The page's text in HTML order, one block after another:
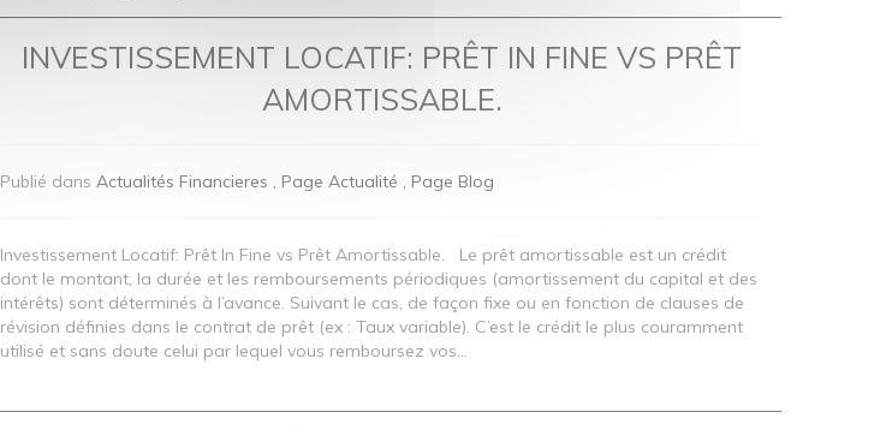
INVESTISSEMENT LOCATIF: PRÊT IN FINE VS PRÊT
AMORTISSABLE.
Publié dans Actualités Financieres Page Actualité Page Blog
Investissement Locatif: Prêt In Fine vs Prêt Amortissable. Le prêt amortissable est un crédit
dont le montant, la durée et les remboursements périodiques (amortissement du capital et des
intérêts) sont déterminés à l’avance. Suivant le cas, de façon fixe ou en fonction de clauses de
révision définies dans le contrat de prêt (ex : Taux variable). C’est le crédit le plus couramment
utilisé et sans doute celui par lequel vous remboursez vos...